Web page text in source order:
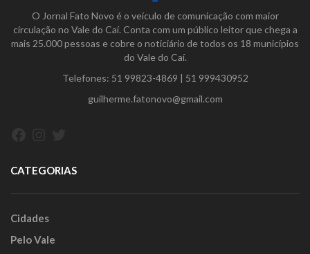
O Jornal Fato Novo é o veículo de comunicação com maior
circulação no Vale do Caí. Conta com um público leitor que chega a
mais 25.000 pessoas e cobre o noticiário de todos os 18 municípios
do Vale do Caí.
Telefones: 51 99823-4869 | 51 999430952
guilherme.fatonovo@gmail.com
CATEGORIAS
Cidades
Pelo Vale